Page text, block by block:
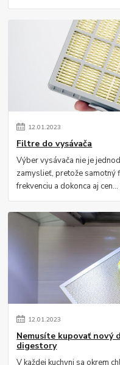
12.01.2023
Filtre do vysávača
Výber vysávača nie je
zamyslieť, pretože samotný
frekvenciu a dokonca aj cen...
12.01.2023
Nemusíte kupovať
digestory
V každej kuchyni sa okrem